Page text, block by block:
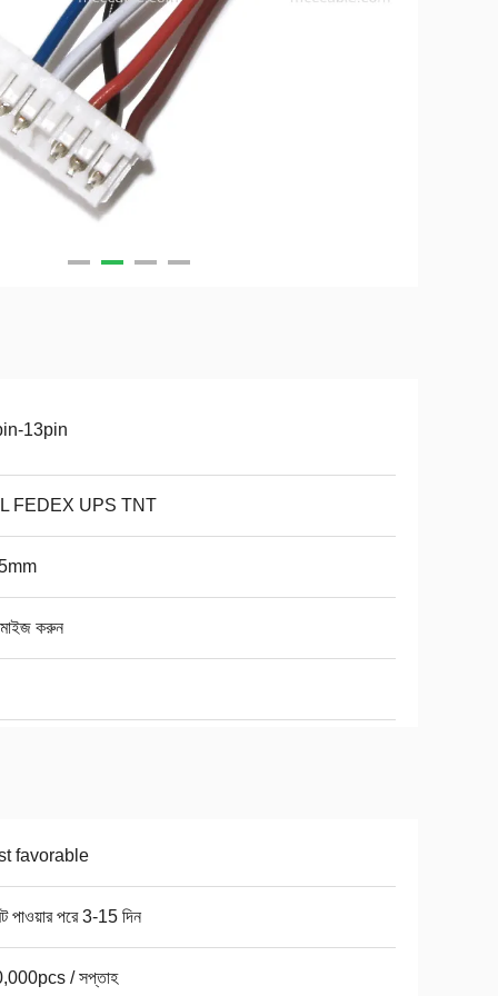
13pin
FEDEX UPS TNT
করুন
favorable
পাওয়ার পরে 3-15 দিন
/ সপ্তাহ